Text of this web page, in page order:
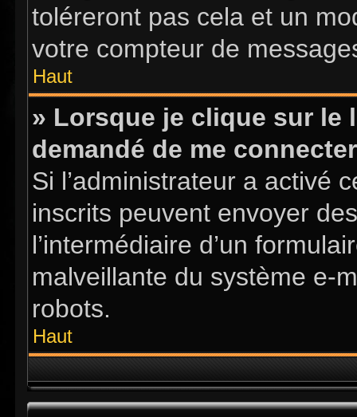
toléreront pas cela et un
votre compteur de
Haut
» Lorsque je clique sur le
demandé de me
Si l’administrateur a activé
inscrits peuvent envoyer
l’intermédiaire d’un
malveillante du système e-
robots.
Haut